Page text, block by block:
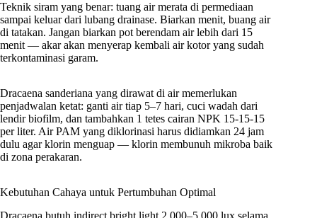
Teknik siram yang benar: tuang air merata di permediaan
sampai keluar dari lubang drainase. Biarkan menit, buang air
di tatakan. Jangan biarkan pot berendam air lebih dari 15
menit — akar akan menyerap kembali air kotor yang sudah
terkontaminasi garam.
Dracaena sanderiana yang dirawat di air memerlukan
penjadwalan ketat: ganti air tiap 5–7 hari, cuci wadah dari
lendir biofilm, dan tambahkan 1 tetes cairan NPK 15-15-15
per liter. Air PAM yang diklorinasi harus didiamkan 24 jam
dulu agar klorin menguap — klorin membunuh mikroba baik
di zona perakaran.
Kebutuhan Cahaya untuk Pertumbuhan Optimal